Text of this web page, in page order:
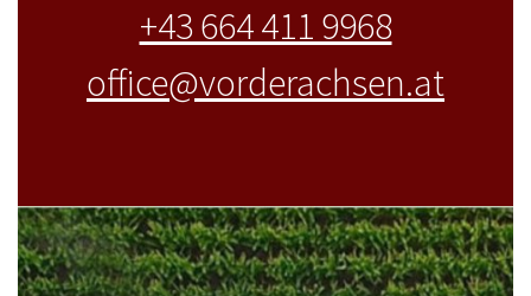
+43 664 411 9968
office@vorderachsen.at